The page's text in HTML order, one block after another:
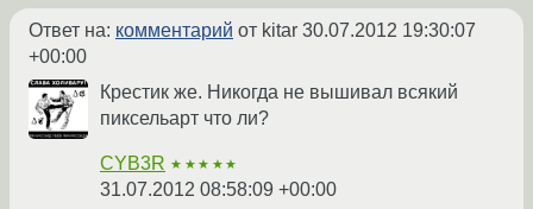
Ответ на: комментарий от kitar 30.07.2012 19:30:07
+00:00
Крестик же. Никогда не вышивал всякий
пиксельарт что ли?
CYB3R ★★★★★
31.07.2012 08:58:09 +00:00